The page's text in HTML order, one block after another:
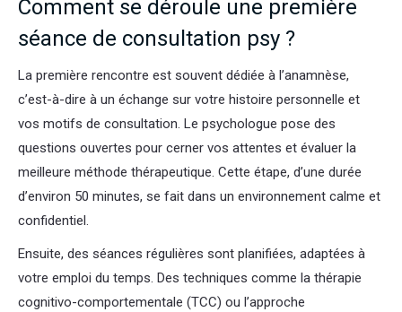
Comment se déroule une première
séance de consultation psy ?
La première rencontre est souvent dédiée à l’anamnèse,
c’est-à-dire à un échange sur votre histoire personnelle et
vos motifs de consultation. Le psychologue pose des
questions ouvertes pour cerner vos attentes et évaluer la
meilleure méthode thérapeutique. Cette étape, d’une durée
d’environ 50 minutes, se fait dans un environnement calme et
confidentiel.
Ensuite, des séances régulières sont planifiées, adaptées à
votre emploi du temps. Des techniques comme la thérapie
cognitivo-comportementale (TCC) ou l’approche